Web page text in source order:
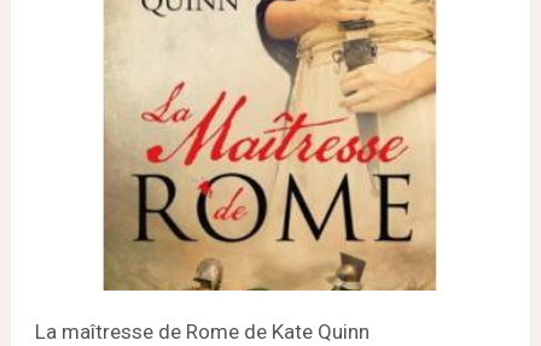
La maîtresse de Rome de Kate Quinn